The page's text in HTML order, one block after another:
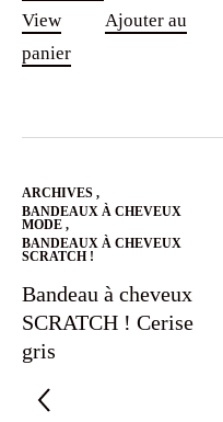
View
Ajouter au
panier
ARCHIVES ,
BANDEAUX À CHEVEUX
MODE ,
BANDEAUX À CHEVEUX
SCRATCH !
Bandeau à cheveux
SCRATCH ! Cerise
gris